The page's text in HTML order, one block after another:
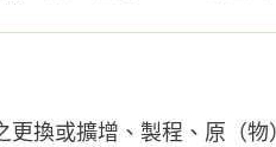
換或擴增、製程、原（